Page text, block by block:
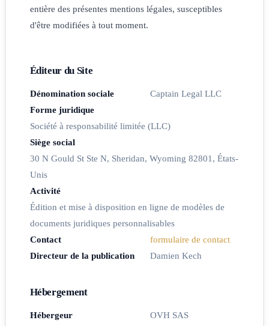
entière des présentes mentions légales, susceptibles
d'être modifiées à tout moment.
Éditeur du Site
Dénomination sociale
Captain Legal LLC
Forme juridique
Société à responsabilité limitée (LLC)
Siège social
30 N Gould St Ste N, Sheridan, Wyoming 82801, États-
Unis
Activité
Édition et mise à disposition en ligne de modèles de
documents juridiques personnalisables
Contact
formulaire de contact
Directeur de la publication
Damien Kech
Hébergement
Hébergeur
OVH SAS